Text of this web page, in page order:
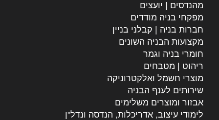
מהנדסים | יועצים
מפקחי בניה מודדים
חברות בניה | קבלני בניין
מקצועות הבניה השונים
חומרי בניה וגמר
ריהוט | מטבחים
מוצרי חשמל ואלקטרוניקה
שירותים לענף הבניה
אבזור ומוצרים משלימים
לימודי עיצוב, אדריכלות, הנדסה ונדל"ן